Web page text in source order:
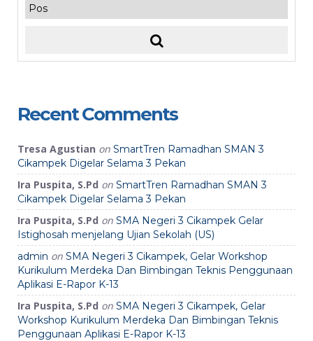
Recent Comments
Tresa Agustian on SmartTren Ramadhan SMAN 3
Cikampek Digelar Selama 3 Pekan
Ira Puspita, S.Pd on SmartTren Ramadhan SMAN 3
Cikampek Digelar Selama 3 Pekan
Ira Puspita, S.Pd on SMA Negeri 3 Cikampek Gelar
Istighosah menjelang Ujian Sekolah (US)
admin on SMA Negeri 3 Cikampek, Gelar Workshop
Kurikulum Merdeka Dan Bimbingan Teknis Penggunaan
Aplikasi E-Rapor K-13
Ira Puspita, S.Pd on SMA Negeri 3 Cikampek, Gelar
Workshop Kurikulum Merdeka Dan Bimbingan Teknis
Penggunaan Aplikasi E-Rapor K-13